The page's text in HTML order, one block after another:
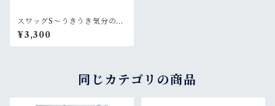
スワッグS〜うきうき気分のピ
ーチオレンジ
¥3,300
同じカテゴリの商品